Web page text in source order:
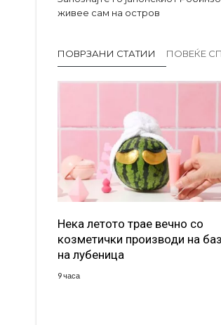
живее сам на остров
ПОВРЗАНИ СТАТИИ ПОВЕЌЕ
Нека летото трае вечно со
козметички производи на
на лубеница
9 часа